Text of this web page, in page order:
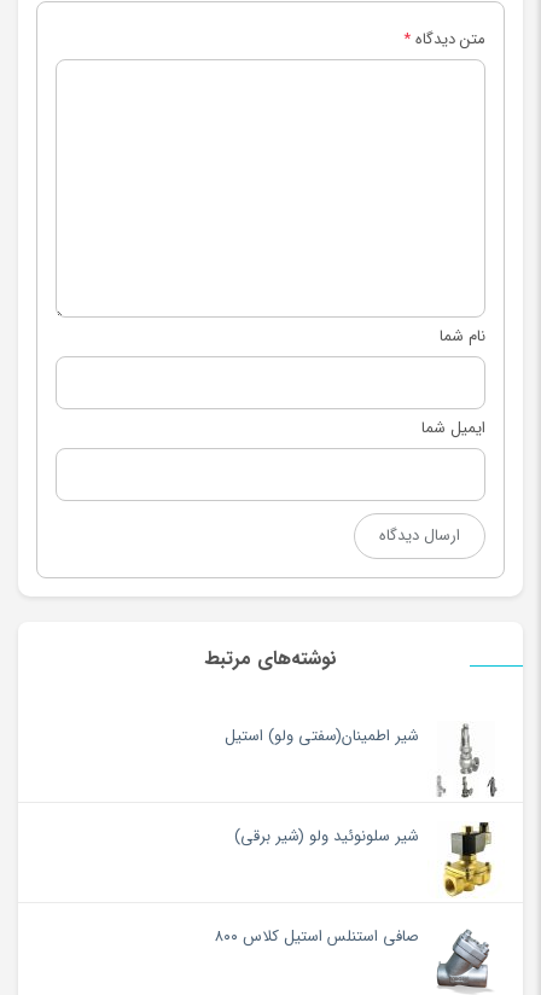
نوشته‌های مرتبط
شیر اطمینان(سفتی ولو) استیل
شیر سلونوئید ولو (شیر برقی)
صافی استنلس استیل کلاس ۸۰۰
متن دیدگاه*
نام شما
ایمیل شما